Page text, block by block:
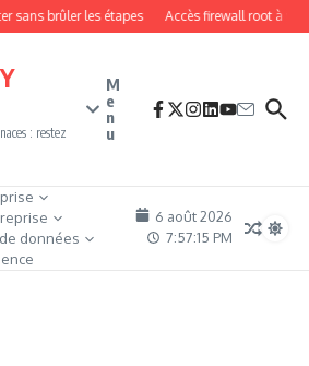
sans brûler les étapes Accès firewall root à
: restez
M
e
n
u
données
6 août 2026
7:57:16 PM